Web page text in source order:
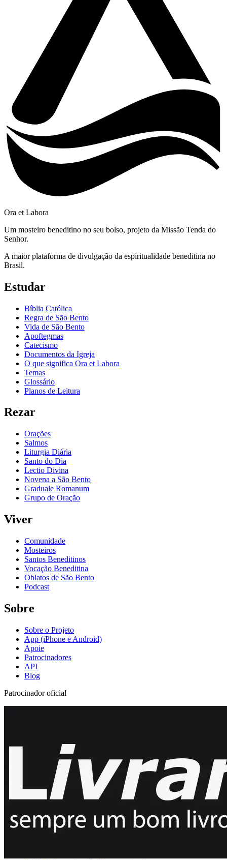
Ora et Labora
Um mosteiro beneditino no seu bolso, projeto da Missão Tenda do
Senhor.
A maior plataforma de divulgação da espiritualidade beneditina no
Brasil.
Estudar
Bíblia Católica
Regra de São Bento
Vida de São Bento
Apoftegmas
Catecismo
Documentos da Igreja
O que significa Ora et Labora
Temas
Glossário
Planos de Leitura
Rezar
Orações
Salmos
Liturgia Diária
Santo do Dia
Lectio Divina
Novena a São Bento
Graduale Romanum
Grupo de Oração
Viver
Comunidade
Mosteiros
Santos Beneditinos
Vocação Beneditina
Oblatos de São Bento
Podcast
Sobre
Sobre o Projeto
App (iPhone e Android)
Apoie
Patrocinadores
API
Blog
Patrocinador oficial